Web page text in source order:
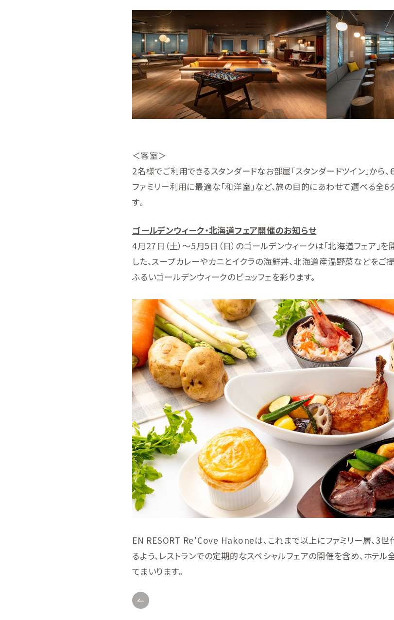
＜客室＞
2名様でご利用できるスタンダードなお部屋「スタンダードツイン」から
ファミリー利用に最適な「和洋室」など、旅の目的にあわせて選べる全
す。
ゴールデンウィーク・北海道フェア開催のお知らせ
4月27日（土）～5月5日（日）のゴールデンウィークは「北海道フェア」
した、スープカレーやカニとイクラの海鮮丼、北海道産温野菜などをご
ふるいゴールデンウィークのビュッフェを彩ります。
EN RESORT Re’Cove Hakoneは、これまで以上にファミリー層、3
るよう、レストランでの定期的なスペシャルフェアの開催を含め、ホテ
てまいります。